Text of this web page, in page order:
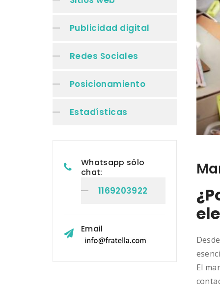
Publicidad digital
Redes Sociales
Posicionamiento
Estadísticas
Whatsapp sólo
chat:
1169203922
Email
El